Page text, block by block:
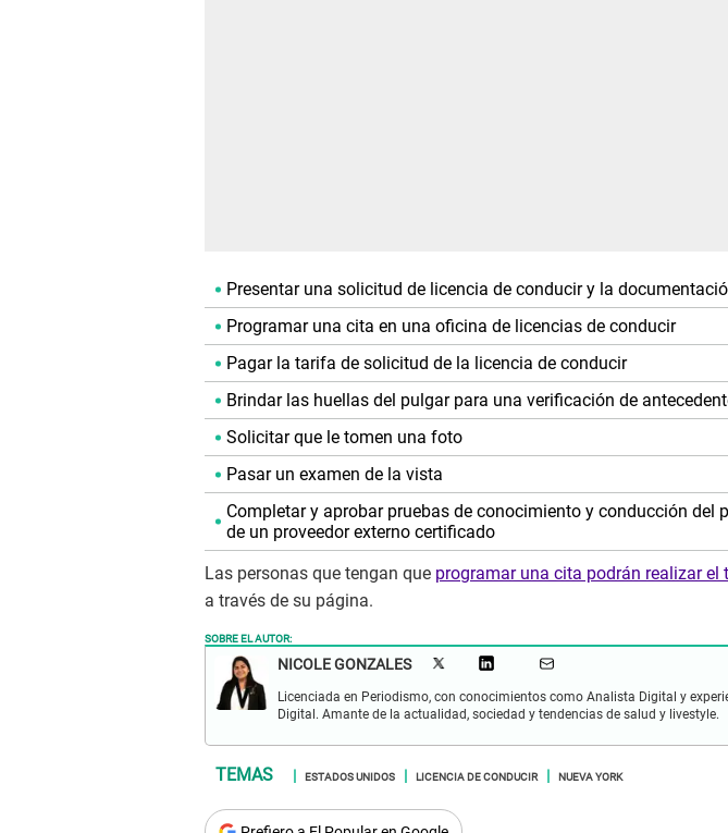
Presentar una solicitud de licencia de conducir y la
Programar una cita en una oficina de licencias de conducir
Pagar la tarifa de solicitud de la licencia de conducir
Brindar las huellas del pulgar para una verificación de
Solicitar que le tomen una foto
Pasar un examen de la vista
Completar y aprobar pruebas de conocimiento y conducción del
de un proveedor externo certificado
Las personas que tengan que programar una cita podrán realizar el
a través de su página.
SOBRE EL AUTOR:
NICOLE GONZALES
Licenciada en Periodismo, con conocimientos como Analista Digital y
Digital. Amante de la actualidad, sociedad y tendencias de salud y livestyle.
ESTADOS UNIDOS LICENCIA DE CONDUCIR NUEVA YORK